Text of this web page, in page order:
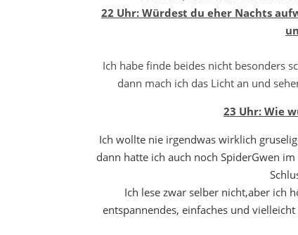
22 Uhr: Würdest du eher Nachts
Ich habe finde beides nicht besonders
dann mach ich das Licht an und
23 Uhr: Wie
Ich wollte nie irgendwas wirklich
dann hatte ich auch noch SpiderGwen
Ich lese zwar selber nicht,aber ich
entspannendes, einfaches und